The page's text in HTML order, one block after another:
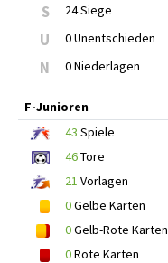
S 24 Siege
U 0 Unentschieden
N 0 Niederlagen
F-Junioren
43 Spiele
46Tore
21 Vorlagen
0Gelbe Karten
0Gelb-Rote Karten
0Rote Karten